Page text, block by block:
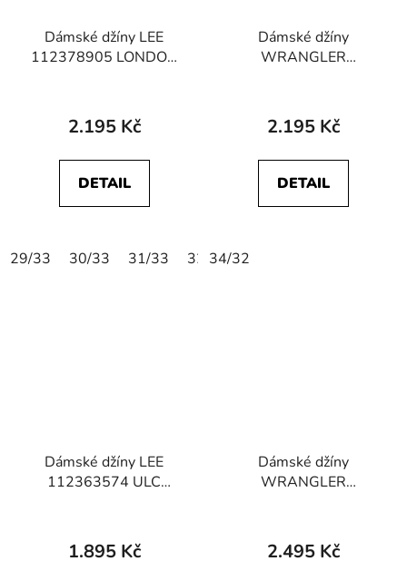
Dámské džíny LEE
112378905 LONDON
2.195 Kč
DETAIL
29/33 30/33 31/33 32/33
Dámské džíny
WRANGLER
2.195 Kč
DETAIL
34/32
Dámské džíny LEE
112363574 ULC
1.895 Kč
Dámské džíny
WRANGLER
2.495 Kč